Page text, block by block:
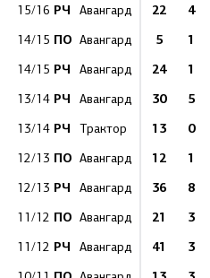
15/16 РЧ Авангард 22 4
14/15 ПО Авангард 5 1
14/15 РЧ Авангард 24 1
13/14 РЧ Авангард 30 5
13/14 РЧ Трактор 13 0
12/13 ПО Авангард 12 1
12/13 РЧ Авангард 36 8
11/12 ПО Авангард 21 3
11/12 РЧ Авангард 41 3